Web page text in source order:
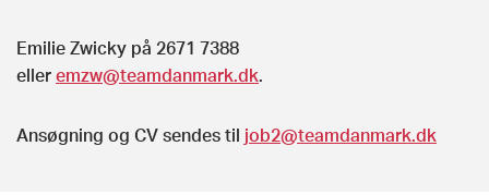
Emilie Zwicky på 2671 7388
elleremzw@teamdanmark.dk.
Ansøgning og CV sendes til job2@teamdanmark.dk